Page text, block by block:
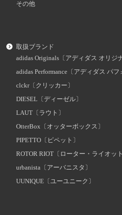
その他
取扱ブランド
adidas Originals〔アディダス オリジ
adidas Performance〔アディダス パフ
clckr〔クリッカー〕
DIESEL〔ディーゼル〕
LAUT〔ラウト〕
OtterBox〔オッターボックス〕
PIPETTO〔ピペット〕
ROTOR RIOT〔ローター・ライオット
urbanista〔アーバニスタ〕
UUNIQUE〔ユーユニーク〕